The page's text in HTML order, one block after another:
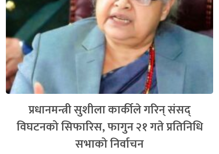
प्रधानमन्त्री सुशीला कार्कीले गरिन् संसद्
विघटनको सिफारिस, फागुन २१ गते प्रतिनिधि
सभाको निर्वाचन